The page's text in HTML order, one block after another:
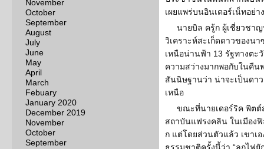
November
October
September
August
July
June
May
April
March
Febuary
January 2020
December 2019
November
October
September
เผยแพร่บนอินเตอร์เน็ทอย่า
นายบิล ครู้ก ผู้เชี่ยวชา
วิเคราะห์สะเก็ดดาวของน
เหนือน่านฟ้า 13 รัฐทางตะ
ความสว่างมากพอกับในคืน
สันนิษฐานว่า น่าจะเป็นดา
เหนือ
ขณะที่นายเดอร์ริค พิต
สถาบันแฟรงคลิน ในเมือง
ก แต่โดยส่วนตัวแล้ว เขาเ